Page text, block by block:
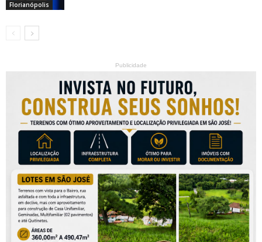
Florianópolis
Publicidade